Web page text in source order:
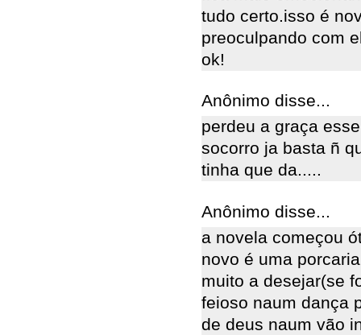
tudo certo.isso é
preoculpando com
ok!
Anônimo disse...
perdeu a graça
socorro ja basta ñ
tinha que da.....
Anônimo disse...
a novela começou
novo é uma
muito a desejar(se
feioso naum dança
de deus naum vão